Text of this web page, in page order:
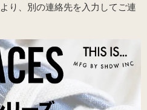
より、別の連絡先を入力してご連